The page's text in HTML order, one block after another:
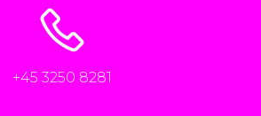
+45 3250 8281